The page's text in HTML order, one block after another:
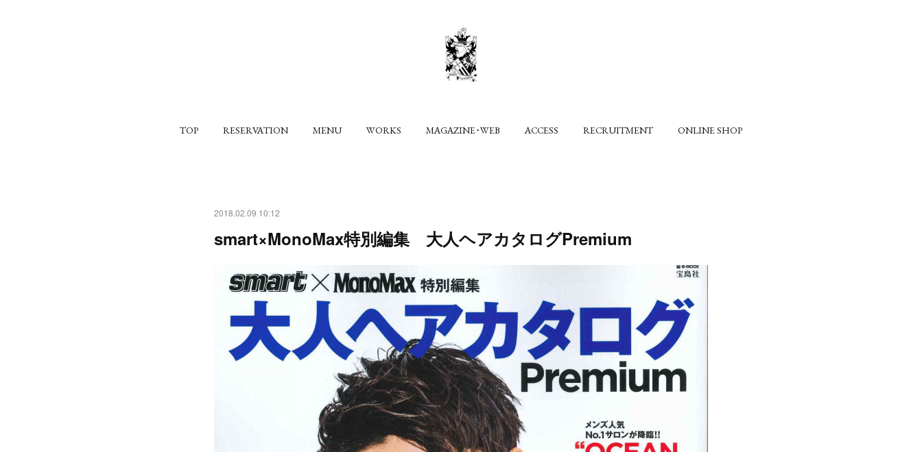
TOP RESERVATION MENU WORKS MAGAZINE･WEB ACCESS RECRUITMENT ONLINE SHOP
2018.02.09 10:12
smart×MonoMax特別編集 大人ヘアカタログPremium